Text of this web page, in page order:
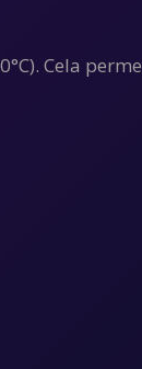
Cela